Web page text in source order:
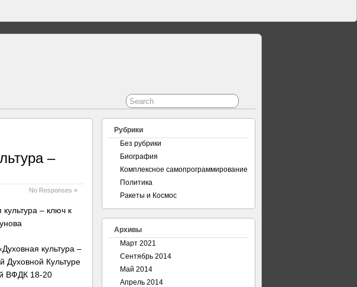
–
No Responses »
– ключ к
культура –
Духовной Культуре
ВФДК 18-20
Рубрики
Без рубрики
Биография
Комплексное самопрограммирование
Политика
Ракеты и Космос
Архивы
Март 2021
Сентябрь 2014
Май 2014
Апрель 2014